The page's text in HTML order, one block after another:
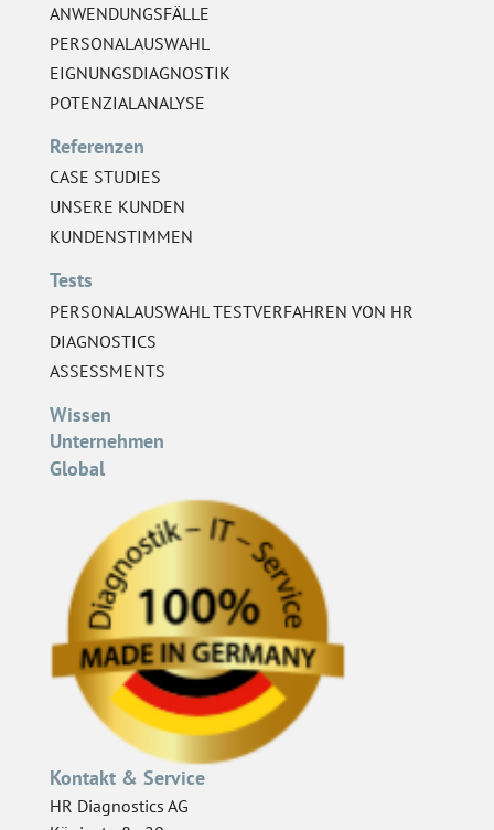
ANWENDUNGSFÄLLE
PERSONALAUSWAHL
EIGNUNGSDIAGNOSTIK
POTENZIALANALYSE
Referenzen
CASE STUDIES
UNSERE KUNDEN
KUNDENSTIMMEN
Tests
PERSONALAUSWAHL TESTVERFAHREN VON HR
DIAGNOSTICS
ASSESSMENTS
Wissen
Unternehmen
Global
Kontakt & Service
HR Diagnostics AG